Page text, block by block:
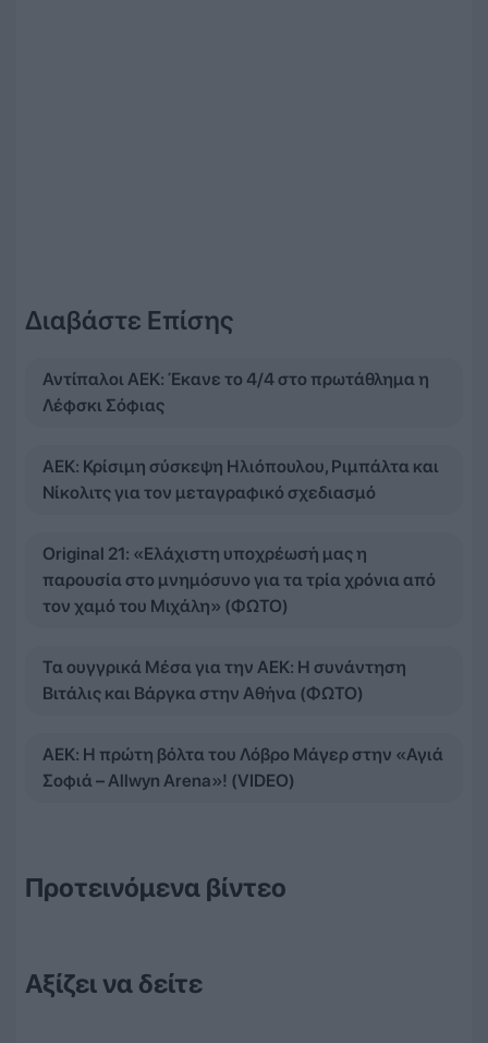
Διαβάστε Επίσης
Αντίπαλοι ΑΕΚ: Έκανε το 4/4 στο πρωτάθλημα η
Λέφσκι Σόφιας
ΑΕΚ: Κρίσιμη σύσκεψη Ηλιόπουλου, Ριμπάλτα και
Νίκολιτς για τον μεταγραφικό σχεδιασμό
Original 21: «Ελάχιστη υποχρέωσή μας η
παρουσία στο μνημόσυνο για τα τρία χρόνια από
τον χαμό του Μιχάλη» (ΦΩΤΟ)
Τα ουγγρικά Μέσα για την ΑΕΚ: Η συνάντηση
Βιτάλις και Βάργκα στην Αθήνα (ΦΩΤΟ)
ΑΕΚ: Η πρώτη βόλτα του Λόβρο Μάγερ στην «Αγιά
Σοφιά – Allwyn Arena»! (VIDEO)
Προτεινόμενα βίντεο
Αξίζει να δείτε